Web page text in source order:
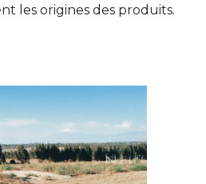
les origines des produits.